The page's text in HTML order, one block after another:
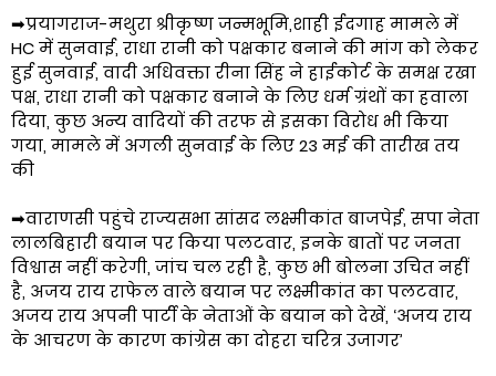
➡प्रयागराज-मथुरा श्रीकृष्ण जन्मभूमि,शाही ईदगाह मामले में
HC में सुनवाई, राधा रानी को पक्षकार बनाने की मांग को लेकर
हुई सुनवाई, वादी अधिवक्ता रीना सिंह ने हाईकोर्ट के समक्ष रखा
पक्ष, राधा रानी को पक्षकार बनाने के लिए धर्म ग्रंथों का हवाला
दिया, कुछ अन्य वादियों की तरफ से इसका विरोध भी किया
गया, मामले में अगली सुनवाई के लिए 23 मई की तारीख तय
की
➡वाराणसी पहुंचे राज्यसभा सांसद लक्ष्मीकांत बाजपेई, सपा नेता
लालबिहारी बयान पर किया पलटवार, इनके बातों पर जनता
विश्वास नहीं करेगी, जांच चल रही है, कुछ भी बोलना उचित नहीं
है, अजय राय राफेल वाले बयान पर लक्ष्मीकांत का पलटवार,
अजय राय अपनी पार्टी के नेताओं के बयान को देखें, ‘अजय राय
के आचरण के कारण कांग्रेस का दोहरा चरित्र उजागर’